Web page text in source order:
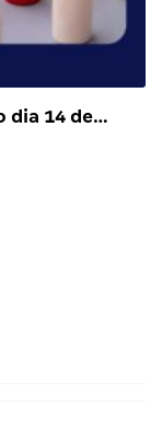
dia 14 de…